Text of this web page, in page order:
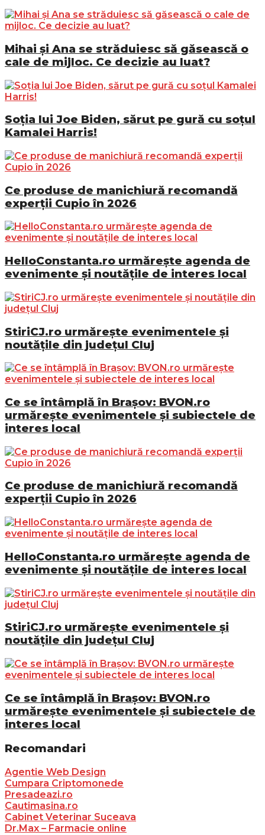
Mihai și Ana se străduiesc să găsească o
cale de mijloc. Ce decizie au luat?
Soția lui Joe Biden, sărut pe gură cu soțul
Kamalei Harris!
Ce produse de manichiură recomandă
experții Cupio în 2026
HelloConstanta.ro urmărește agenda de
evenimente și noutățile de interes local
StiriCJ.ro urmărește evenimentele și
noutățile din județul Cluj
Ce se întâmplă în Brașov: BVON.ro
urmărește evenimentele și subiectele de
interes local
Ce produse de manichiură recomandă
experții Cupio în 2026
HelloConstanta.ro urmărește agenda de
evenimente și noutățile de interes local
StiriCJ.ro urmărește evenimentele și
noutățile din județul Cluj
Ce se întâmplă în Brașov: BVON.ro
urmărește evenimentele și subiectele de
interes local
Recomandari
Agentie Web Design
Cumpara Criptomonede
Presadeazi.ro
Cautimasina.ro
Cabinet Veterinar Suceava
Dr.Max – Farmacie online